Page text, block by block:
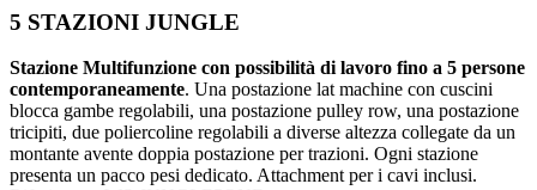
5 STAZIONI JUNGLE
Stazione Multifunzione con possibilità di lavoro fino a 5 persone
contemporaneamente. Una postazione lat machine con cuscini
blocca gambe regolabili, una postazione pulley row, una postazione
tricipiti, due poliercoline regolabili a diverse altezza collegate da un
montante avente doppia postazione per trazioni. Ogni stazione
presenta un pacco pesi dedicato. Attachment per i cavi inclusi.